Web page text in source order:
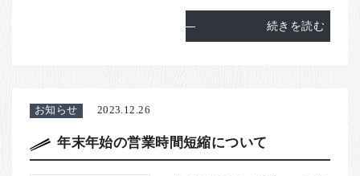
続きを読む
お知らせ 2023.12.26
年末年始の営業時間短縮について